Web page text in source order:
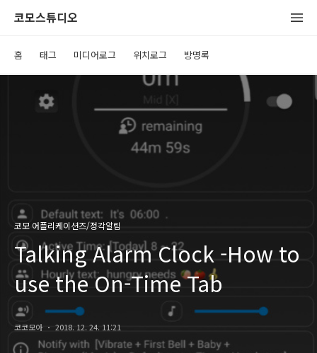
코모스튜디오
홈 태그 미디어로그 위치로그 방명록
코모 어플리케이션즈/정각알림
Talking Alarm Clock -How to
use the On-Time Tab
코코모아 2018. 12. 24. 11:21